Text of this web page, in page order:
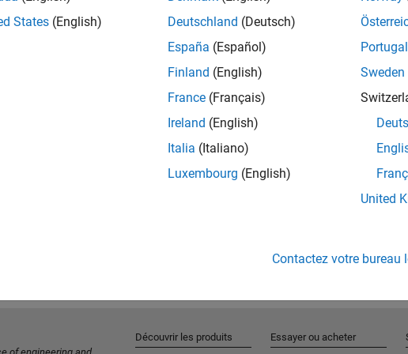
States (English)
Deutschland (Deutsch)
España (Español)
Finland (English)
France (Français)
Ireland (English)
Italia (Italiano)
Luxembourg (English)
Portugal
Sweden
United
Contactez votre bureau
Découvrir les produits Essayer ou acheter